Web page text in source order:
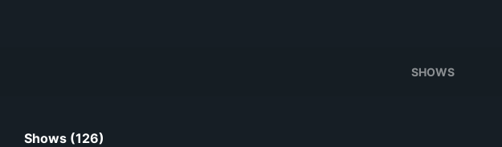
SHOWS
Shows (126)